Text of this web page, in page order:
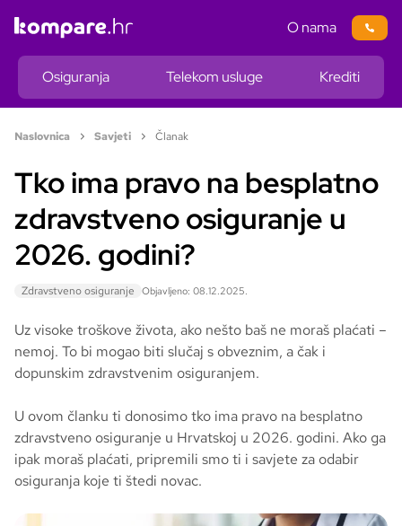
Osiguranja Telekom usluge Krediti
O nama
Naslovnica Savjeti Članak
Tko ima pravo na besplatno
zdravstveno osiguranje u
2026. godini?
Zdravstveno osiguranje Objavljeno: 08.12.2025.
Uz visoke troškove života, ako nešto baš ne moraš plaćati –
nemoj. To bi mogao biti slučaj s obveznim, a čak i
dopunskim zdravstvenim osiguranjem.
U ovom članku ti donosimo tko ima pravo na besplatno
zdravstveno osiguranje u Hrvatskoj u 2026. godini. Ako ga
ipak moraš plaćati, pripremili smo ti i savjete za odabir
osiguranja koje ti štedi novac.